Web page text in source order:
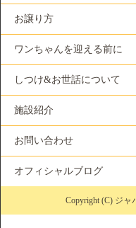
お譲り方
ワンちゃんを迎える前に
しつけ&お世話について
施設紹介
お問い合わせ
オフィシャルブログ
Copyright (C) ジ